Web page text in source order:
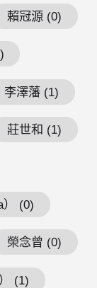
賴冠源 (0)
李澤藩 (1)
莊世和 (1)
） (0)
榮念曾 (0)
(1)